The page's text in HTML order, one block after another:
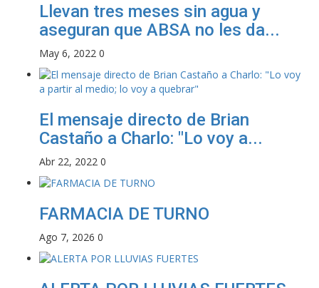
Llevan tres meses sin agua y
aseguran que ABSA no les da...
May 6, 2022 0
El mensaje directo de Brian
Castaño a Charlo: "Lo voy a...
Abr 22, 2022 0
FARMACIA DE TURNO
Ago 7, 2026 0